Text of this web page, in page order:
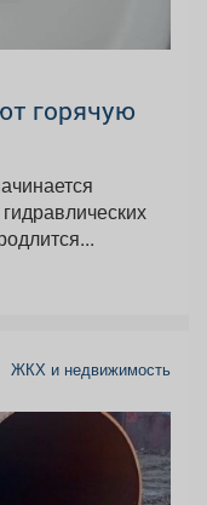
горячую
ЖКХ и недвижимость